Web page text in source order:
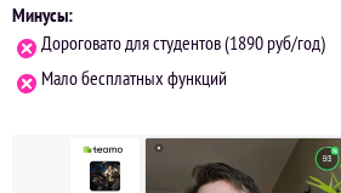
Минусы:
Дороговато для студентов (1890 руб/год)
Мало бесплатных функций